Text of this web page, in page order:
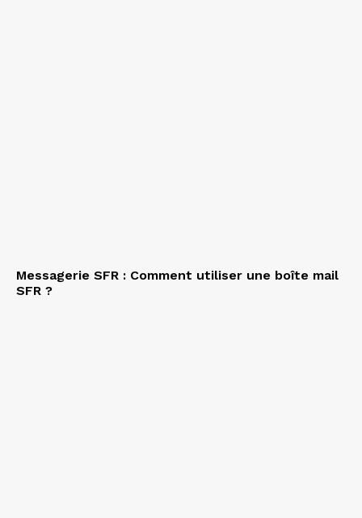
Messagerie SFR : Comment utiliser une boîte mail
SFR ?